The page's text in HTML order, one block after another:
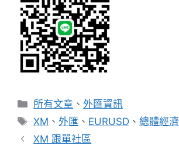
分
類
所有文章 、 外匯資訊
標
籤
XM 、 外匯 、 EURUSD 、總體經濟
XM 跟單社區